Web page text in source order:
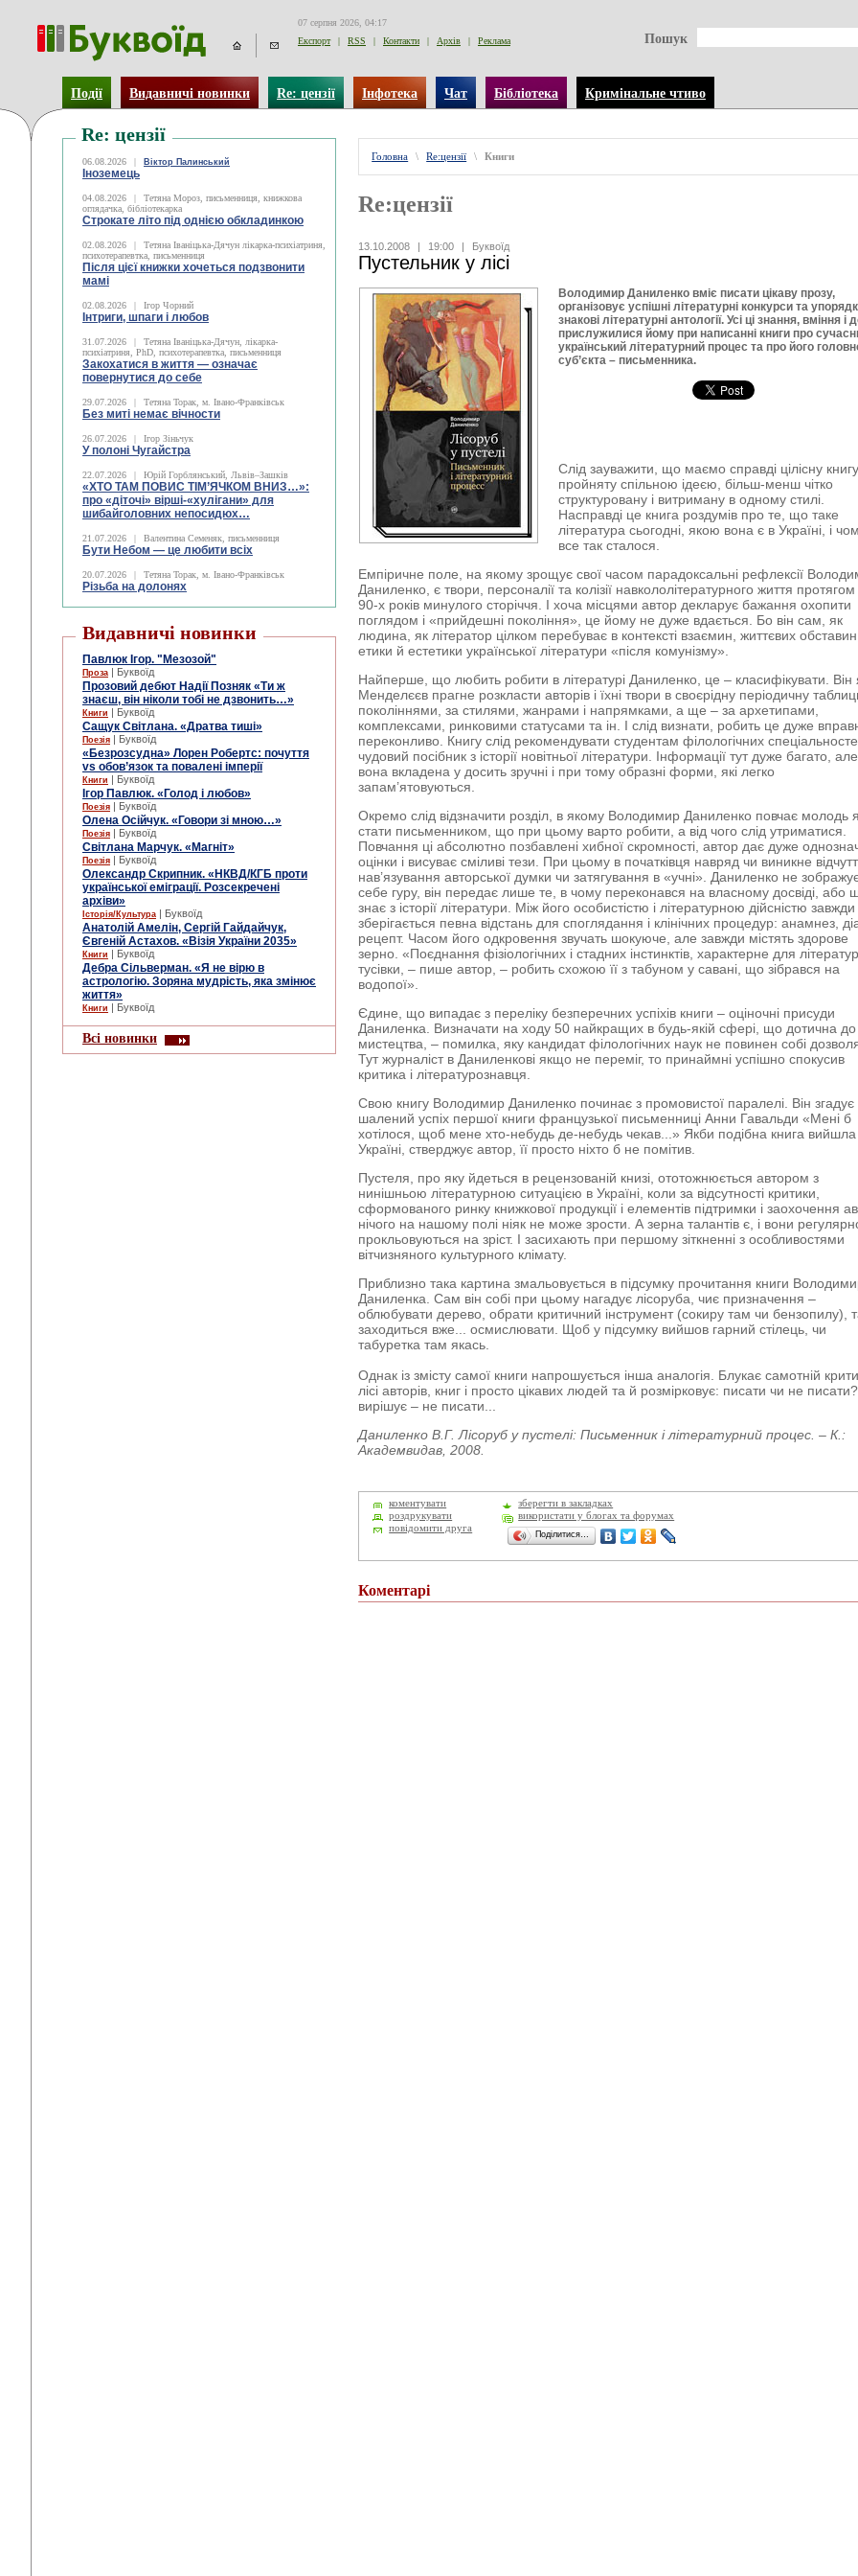
07 серпня 2026, 04:17
Експорт
| RSS | Контакти | Архів | Реклама Пошук
Події Видавничі новинки Re: цензії Інфотека Чат Бібліотека Кримінальне чтиво
Re: цензії
06.08.2026 | Віктор Палинський
Іноземець
04.08.2026 |
Тетяна Мороз, письменниця, книжкова
оглядачка, бібліотекарка
Строкате літо під однією обкладинкою
02.08.2026 |
Тетяна Іваніцька-Дячун лікарка-психіатриня,
психотерапевтка, письменниця
Після цієї книжки хочеться подзвонити
мамі
02.08.2026 | Ігор Чорний
Інтриги, шпаги і любов
31.07.2026 |
Тетяна Іваніцька-Дячун, лікарка-
психіатриня, PhD, психотерапевтка, письменниця
Закохатися в життя — означає
повернутися до себе
29.07.2026 | Тетяна Торак, м. Івано-Франківськ
Без миті немає вічности
26.07.2026 | Ігор Зіньчук
У полоні Чугайстра
22.07.2026 | Юрій Горблянський, Львів–Зашків
«ХТО ТАМ ПОВИС ТІМ’ЯЧКОМ ВНИЗ…»:
про «діточі» вірші-«хулігани» для
шибайголовних непосидюх…
21.07.2026 | Валентина Семеняк, письменниця
Бути Небом ― це любити всіх
20.07.2026 | Тетяна Торак, м. Івано-Франківськ
Різьба на долонях
Видавничі новинки
Павлюк Ігор. "Мезозой"
Проза | Буквоїд
Прозовий дебют Надії Позняк «Ти ж
знаєш, він ніколи тобі не дзвонить…»
Книги | Буквоїд
Сащук Світлана. «Дратва тиші»
Поезія | Буквоїд
«Безрозсудна» Лорен Робертс: почуття
vs обов’язок та повалені імперії
Книги | Буквоїд
Ігор Павлюк. «Голод і любов»
Поезія | Буквоїд
Олена Осійчук. «Говори зі мною…»
Поезія | Буквоїд
Світлана Марчук. «Магніт»
Поезія | Буквоїд
Олександр Скрипник. «НКВД/КГБ проти
української еміграції. Розсекречені
архіви»
Історія/Культура | Буквоїд
Анатолій Амелін, Сергій Гайдайчук,
Євгеній Астахов. «Візія України 2035»
Книги | Буквоїд
Дебра Сільверман. «Я не вірю в
астрологію. Зоряна мудрість, яка змінює
життя»
Книги | Буквоїд
Всі новинки
Головна \ Re:цензії \ Книги
Re:цензії
13.10.2008 | 19:00 | Буквоїд
Пустельник у лісі
Володимир Даниленко вміє писати цікаву прозу,
організовує успішні літературні конкурси та
знакові літературні антології. Усі ці знання, вміння і
прислужилися йому при написанні книги про
український літературний процес та про його
суб’єкта – письменника.
Слід зауважити, що маємо справді цілісну книгу,
пройняту спільною ідеєю, більш-менш чітко
структуровану і витриману в одному стилі.
Насправді це книга роздумів про те, що таке
література сьогодні, якою вона є в Україні, і
все так сталося.
Емпіричне поле, на якому зрощує свої часом парадоксальні рефлексії
Даниленко, є твори, персоналії та колізії навкололітературного життя
90-х років минулого сторіччя. І хоча місцями автор декларує бажання охопити
поглядом і «прийдешні покоління», це йому не дуже вдається. Бо він сам, як
людина, як літератор цілком перебуває в контексті взаємин, життєвих обставин,
етики й естетики української літератури «після комунізму».
Найперше, що любить робити в літературі Даниленко, це – класифікувати. Він
Менделєєв прагне розкласти авторів і їхні твори в своєрідну періодичну
поколіннями, за стилями, жанрами і напрямками, а ще – за архетипами,
комплексами, ринковими статусами та ін. І слід визнати, робить це дуже
переконливо. Книгу слід рекомендувати студентам філологічних
чудовий посібник з історії новітньої літератури. Інформації тут дуже багато, але
вона вкладена у досить зручні і при тому образні форми, які легко
запам’ятовуються.
Окремо слід відзначити розділ, в якому Володимир Даниленко повчає молодь
стати письменником, що при цьому варто робити, а від чого слід утриматися.
Повчання ці абсолютно позбавлені хибної скромності, автор дає дуже
оцінки і висуває сміливі тези. При цьому в початківця навряд чи виникне
нав’язування авторської думки чи затягування в «учні». Даниленко не
себе гуру, він передає лише те, в чому переконався на власному досвіді, або
знає з історії літератури. Між його особистістю і літературною дійсністю завжди
зберігається певна відстань для споглядання і клінічних процедур: анамнез,
рецепт. Часом його одкровення звучать шокуюче, але завжди містять здорове
зерно. «Поєднання фізіологічних і стадних інстинктів, характерне для
тусівки, – пише автор, – робить схожою її з табуном у савані, що зібрався на
водопої».
Єдине, що випадає з переліку безперечних успіхів книги – оціночні присуди
Даниленка. Визначати на ходу 50 найкращих в будь-якій сфері, що дотична до
мистецтва, – помилка, яку кандидат філологічних наук не повинен собі
Тут журналіст в Даниленкові якщо не переміг, то принаймні успішно спокусив
критика і літературознавця.
Свою книгу Володимир Даниленко починає з промовистої паралелі. Він
шалений успіх першої книги французької письменниці Анни Гавальди «Мені б
хотілося, щоб мене хто-небудь де-небудь чекав...» Якби подібна книга вийшла
Україні, стверджує автор, її просто ніхто б не помітив.
Пустеля, про яку йдеться в рецензованій книзі, ототожнюється автором з
нинішньою літературною ситуацією в Україні, коли за відсутності критики,
сформованого ринку книжкової продукції і елементів підтримки і заохочення
нічого на нашому полі ніяк не може зрости. А зерна талантів є, і вони
прокльовуються на зріст. І засихають при першому зіткненні з особливостями
вітчизняного культурного клімату.
Приблизно така картина змальовується в підсумку прочитання книги
Даниленка. Сам він собі при цьому нагадує лісоруба, чиє призначення –
облюбувати дерево, обрати критичний інструмент (сокиру там чи бензопилу),
заходиться вже... осмислювати. Щоб у підсумку вийшов гарний стілець, чи
табуретка там якась.
Однак із змісту самої книги напрошується інша аналогія. Блукає самотній
лісі авторів, книг і просто цікавих людей та й розмірковує: писати чи не писати?
вирішує – не писати...
Даниленко В.Г. Лісоруб у пустелі: Письменник і літературний процес. – К.:
Академвидав, 2008.
коментувати
зберегти в закладках
роздрукувати
використати у блогах та форумах
повідомити друга
Поділитися…
Коментарі